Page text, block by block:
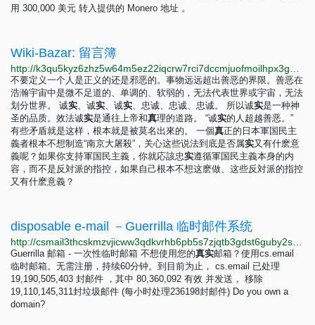
用 300,000 美元 转入提供的 Monero 地址 。
Wiki-Bazar: 留言簿
不要定义一个人是正义的还是邪恶的。事物远远超出善恶的界限。善恶在
浩瀚宇宙中是微不足道的、单调的、软弱的，无法代表世界或宇宙，无法
划分世界。 诚实、诚实、诚实、忠诚、忠诚、忠诚。 所以诚实是一种神
圣的品质。效法诚实是通往上帝和真理的道路。 “诚实的人超越善恶。”
有些矛盾就是这样，根本就是被莫名出來的。 一個真正的日本軍国民主
義者根本不想制造“南京大屠殺”，关心这些说法到底是否属实又有什麽意
義呢？如果你支持軍国民主義，你就応該忠实遵循軍国民主義本身的内
容，而不是反対派的指控，如果自己根本不想这麽做、这些反対派的指控
又有什麽意義？
disposable e-mail －Guerrilla 临时邮件系统
Guerrilla 邮箱 - 一次性临时邮箱 不想使用您的真实邮箱？使用cs.email
临时邮箱。无需注册，持续60分钟。到目前为止， cs.email 已处理
19,190,505,403 封邮件 ，其中 80,360,092 有效 并发送， 移除
19,110,145,311封垃圾邮件 (每小时处理236198封邮件) Do you own a
domain?